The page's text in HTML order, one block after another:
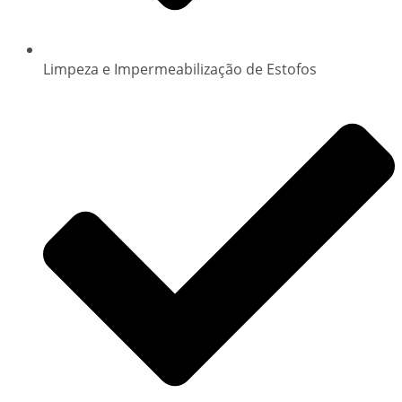
Limpeza e Impermeabilização de Estofos